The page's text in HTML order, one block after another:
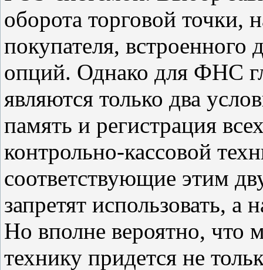
оборота торговой точки,
покупателя, встроенного
опций. Однако для ФНС
являются только два
память и регистрация
контрольно-кассовой
соответствующие этим
запретят использовать,
Но вполне вероятно, что
технику придется не